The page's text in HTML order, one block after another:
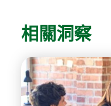
相關洞察